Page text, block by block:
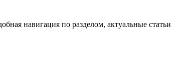
навигация по разделом, актуальные статьи